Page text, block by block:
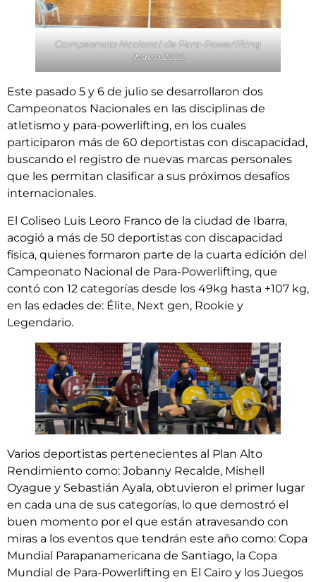
Campeonato Nacional de Para-Powerlifting
Ibarra 2025
Este pasado 5 y 6 de julio se desarrollaron dos
Campeonatos Nacionales en las disciplinas de
atletismo y para-powerlifting, en los cuales
participaron más de 60 deportistas con discapacidad,
buscando el registro de nuevas marcas personales
que les permitan clasificar a sus próximos desafíos
internacionales.
El Coliseo Luis Leoro Franco de la ciudad de Ibarra,
acogió a más de 50 deportistas con discapacidad
física, quienes formaron parte de la cuarta edición del
Campeonato Nacional de Para-Powerlifting, que
contó con 12 categorías desde los 49kg hasta +107 kg,
en las edades de: Élite, Next gen, Rookie y
Legendario.
Varios deportistas pertenecientes al Plan Alto
Rendimiento como: Jobanny Recalde, Mishell
Oyague y Sebastián Ayala, obtuvieron el primer lugar
en cada una de sus categorías, lo que demostró el
buen momento por el que están atravesando con
miras a los eventos que tendrán este año como: Copa
Mundial Parapanamericana de Santiago, la Copa
Mundial de Para-Powerlifting en El Cairo y los Juegos